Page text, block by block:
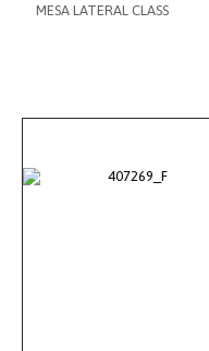
MESA LATERAL CLASS